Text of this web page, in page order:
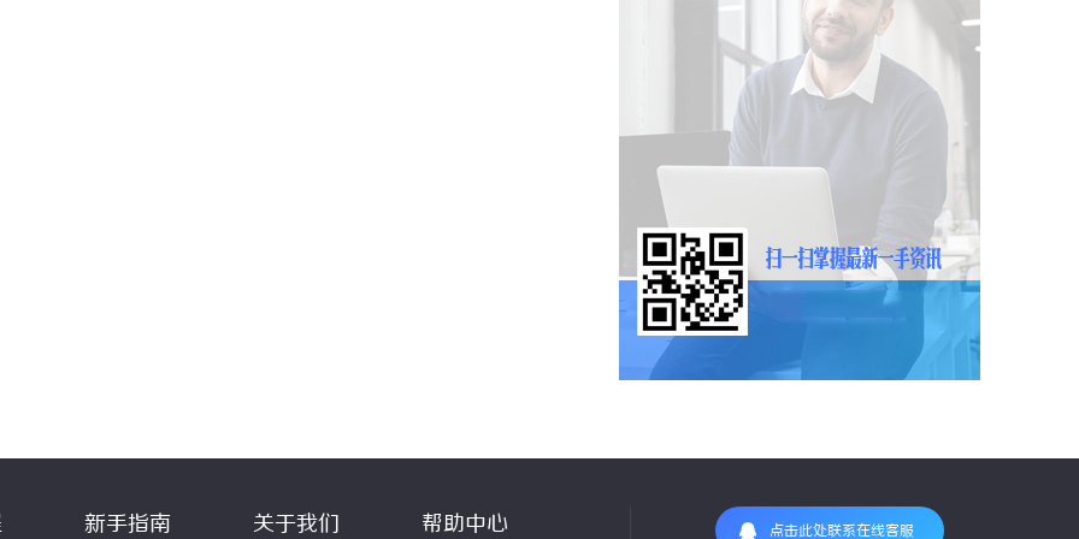
新手指南 关于我们 帮助中心 点击此处联系在线客服